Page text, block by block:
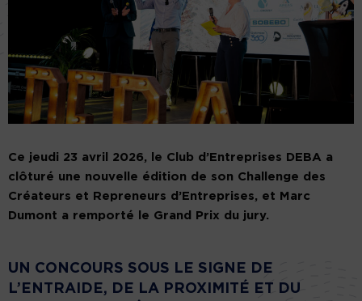
Ce jeudi 23 avril 2026, le Club d’Entreprises DEBA a
clôturé une nouvelle édition de son Challenge des
Créateurs et Repreneurs d’Entreprises, et Marc
Dumont a remporté le Grand Prix du jury.
UN CONCOURS SOUS LE SIGNE DE
L’ENTRAIDE, DE LA PROXIMITÉ ET DU